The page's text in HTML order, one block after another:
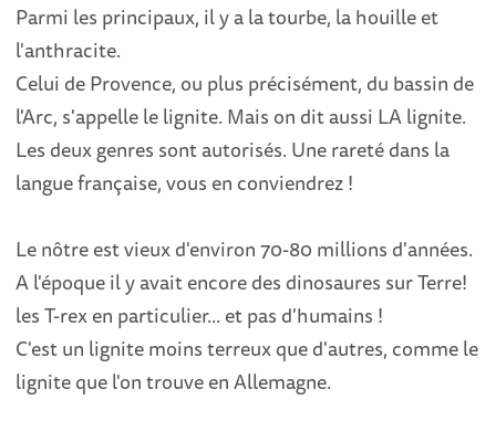
Parmi les principaux, il y a la tourbe, la houille et
l'anthracite.
Celui de Provence, ou plus précisément, du bassin de
l'Arc, s'appelle le lignite. Mais on dit aussi LA lignite.
Les deux genres sont autorisés. Une rareté dans la
langue française, vous en conviendrez !
Le nôtre est vieux d'environ 70-80 millions d'années.
A l'époque il y avait encore des dinosaures sur Terre!
les T-rex en particulier... et pas d'humains !
C'est un lignite moins terreux que d'autres, comme le
lignite que l'on trouve en Allemagne.